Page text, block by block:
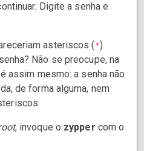
Digite a senha e
asteriscos (*)
Não se preocupe, na
assim mesmo: a senha não
de forma alguma, nem
, invoque o zypper com o